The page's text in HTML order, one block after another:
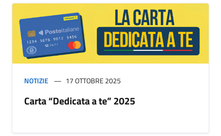
NOTIZIE 17 OTTOBRE 2025
Carta “Dedicata a te” 2025